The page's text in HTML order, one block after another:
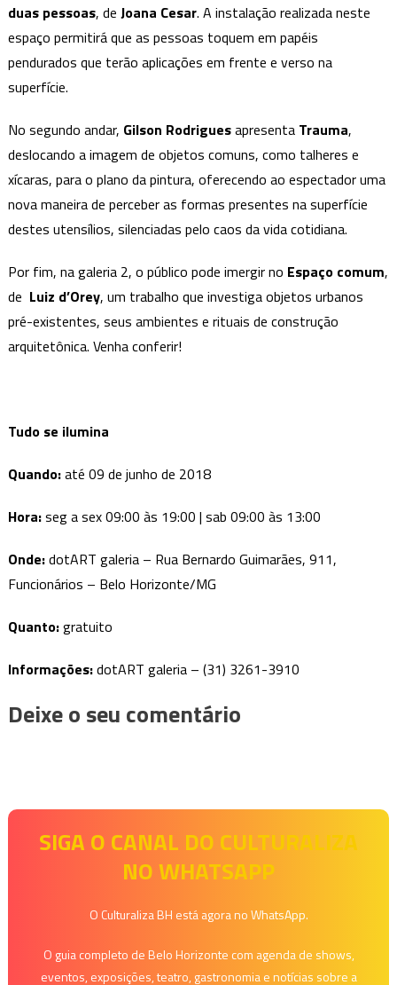
duas pessoas, de Joana Cesar. A instalação realizada neste
espaço permitirá que as pessoas toquem em papéis
pendurados que terão aplicações em frente e verso na
superfície.
No segundo andar, Gilson RodriguesapresentaTrauma,
deslocando a imagem de objetos comuns, como talheres e
xícaras, para o plano da pintura, oferecendo ao espectador uma
nova maneira de perceber as formas presentes na superfície
destes utensílios, silenciadas pelo caos da vida cotidiana.
Por fim, na galeria 2, o público pode imergir no Espaço comum,
de Luiz d’Orey, um trabalho que investiga objetos urbanos
pré-existentes, seus ambientes e rituais de construção
arquitetônica. Venha conferir!
Tudo se ilumina
Quando:até 09 de junho de 2018
Hora:seg a sex 09:00 às 19:00 | sab 09:00 às 13:00
Onde:dotART galeria – Rua Bernardo Guimarães, 911,
Funcionários – Belo Horizonte/MG
Quanto:gratuito
Informações:dotART galeria – (31) 3261-3910
Deixe o seu comentário
SIGA O CANAL DO CULTURALIZA
NO WHATSAPP
O Culturaliza BH está agora no WhatsApp.
O guia completo de Belo Horizonte com agenda de shows,
eventos, exposições, teatro, gastronomia e notícias sobre a